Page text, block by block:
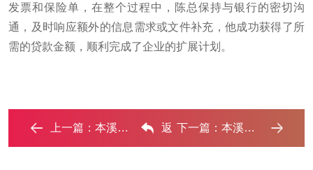
发票和保险单，在整个过程中，陈总保持与银行的密切沟
通，及时响应额外的信息需求或文件补充，他成功获得了所
需的贷款金额，顺利完成了企业的扩展计划。
上一篇： 本溪县车抵贷如何办理押车和不押车?‌ 返 下一篇：本溪县押车贷款不是本人可以么?‌